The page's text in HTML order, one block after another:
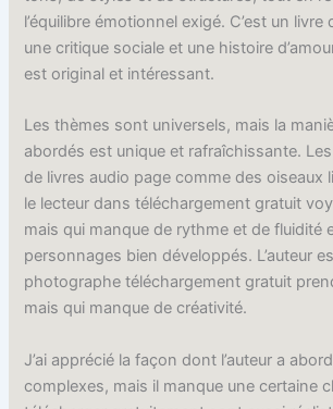
l’équilibre émotionnel exigé. C’est un livre
une critique sociale et une histoire
est original et intéressant.
Les thèmes sont universels, mais la
abordés est unique et rafraîchissante.
de livres audio page comme des oiseaux
le lecteur dans téléchargement gratuit
mais qui manque de rythme et de fluidité
personnages bien développés. L’auteur
photographe téléchargement gratuit
mais qui manque de créativité.
J’ai apprécié la façon dont l’auteur a
complexes, mais il manque une certaine